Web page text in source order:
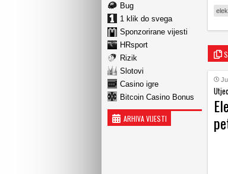
Bug
1 klik do svega
Sponzorirane vijesti
HRsport
Rizik
Slotovi
Casino igre
Bitcoin Casino Bonus
ARHIVA VIJESTI